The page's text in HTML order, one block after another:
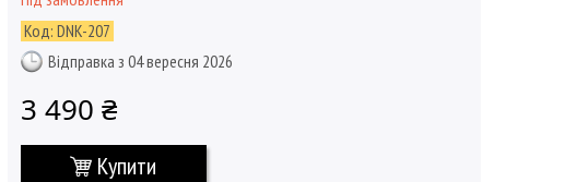
Код: DNK-207
Відправка з 04 вересня 2026
3 490 ₴
Купити